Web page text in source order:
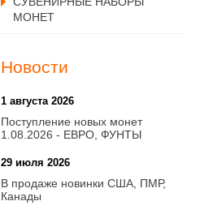
МОНЕТ
Новости
1 августа 2026
Поступление новых монет
1.08.2026 - ЕВРО, ФУНТЫ
29 июля 2026
В продаже новинки США, ПМР,
Канады